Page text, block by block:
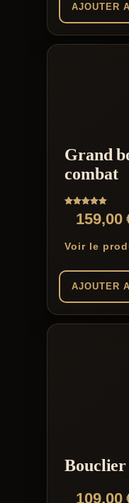
AJOUTER
Grand
combat
Note159,00
Voir le
AJOUTER
Bouclier
109,00